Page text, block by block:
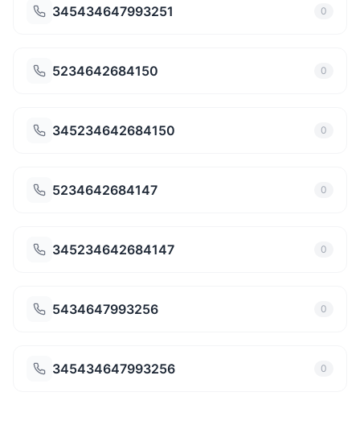
345434647993251 0
5234642684150 0
345234642684150 0
5234642684147 0
345234642684147 0
5434647993256 0
345434647993256 0